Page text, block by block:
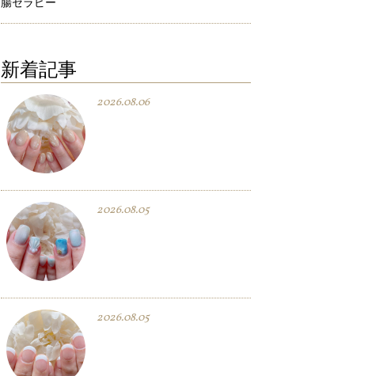
腸セラピー
新着記事
2026.08.06
2026.08.05
2026.08.05